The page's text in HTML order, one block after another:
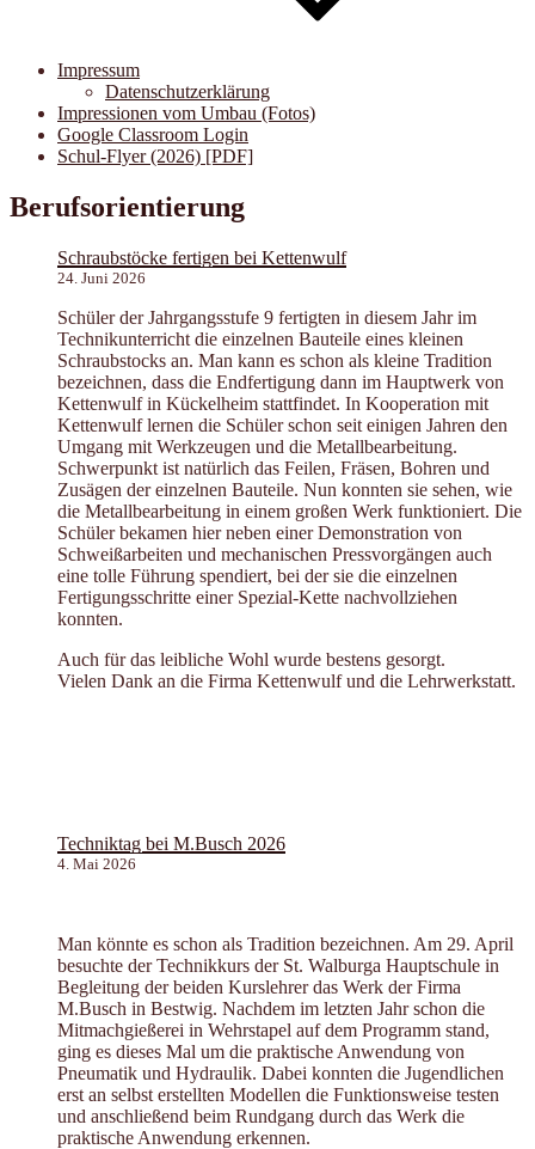
Impressum
Datenschutzerklärung
Impressionen vom Umbau (Fotos)
Google Classroom Login
Schul-Flyer (2026) [PDF]
Berufsorientierung
Schraubstöcke fertigen bei Kettenwulf
24. Juni 2026
Schüler der Jahrgangsstufe 9 fertigten in diesem Jahr im
Technikunterricht die einzelnen Bauteile eines kleinen
Schraubstocks an. Man kann es schon als kleine Tradition
bezeichnen, dass die Endfertigung dann im Hauptwerk von
Kettenwulf in Kückelheim stattfindet. In Kooperation mit
Kettenwulf lernen die Schüler schon seit einigen Jahren den
Umgang mit Werkzeugen und die Metallbearbeitung.
Schwerpunkt ist natürlich das Feilen, Fräsen, Bohren und
Zusägen der einzelnen Bauteile. Nun konnten sie sehen, wie
die Metallbearbeitung in einem großen Werk funktioniert. Die
Schüler bekamen hier neben einer Demonstration von
Schweißarbeiten und mechanischen Pressvorgängen auch
eine tolle Führung spendiert, bei der sie die einzelnen
Fertigungsschritte einer Spezial-Kette nachvollziehen
konnten.
Auch für das leibliche Wohl wurde bestens gesorgt.
Vielen Dank an die Firma Kettenwulf und die Lehrwerkstatt.
Techniktag bei M.Busch 2026
4. Mai 2026
Man könnte es schon als Tradition bezeichnen. Am 29. April
besuchte der Technikkurs der St. Walburga Hauptschule in
Begleitung der beiden Kurslehrer das Werk der Firma
M.Busch in Bestwig. Nachdem im letzten Jahr schon die
Mitmachgießerei in Wehrstapel auf dem Programm stand,
ging es dieses Mal um die praktische Anwendung von
Pneumatik und Hydraulik. Dabei konnten die Jugendlichen
erst an selbst erstellten Modellen die Funktionsweise testen
und anschließend beim Rundgang durch das Werk die
praktische Anwendung erkennen.